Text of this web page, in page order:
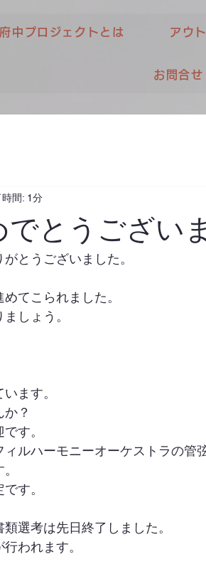
中プロジェクトとは アウ
お問合せ
とうござい
間: 1分
とうございました。
てこられました。
しょう。
ます。
？
す。
ルハーモニーオーケストラの管
す。
選考は先日終了しました。
われます。